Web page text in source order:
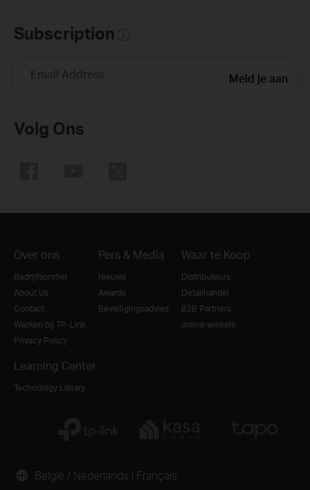
Subscription
Email Address Meld je aan
Volg Ons
Over ons
Bedrijfsprofiel
About Us
Contact
Werken bij TP-Link
Privacy Policy
Pers & Media
Nieuws
Awards
Beveiligingsadvies
Waar te Koop
Distributeurs
Detailhandel
B2B Partners
online winkels
Learning Center
Technology Library
België / Nederlands | Français